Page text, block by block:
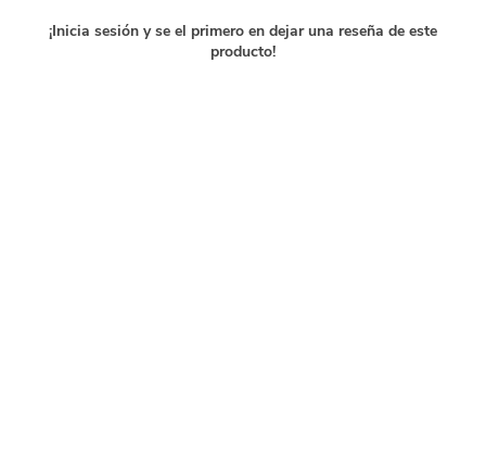
¡Inicia sesión y se el primero en dejar una reseña de este
producto!